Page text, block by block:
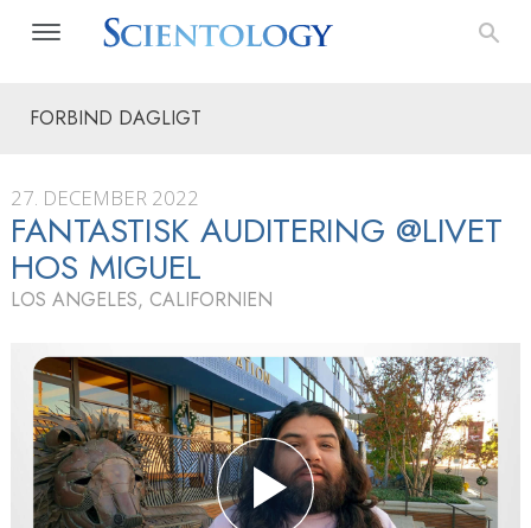
FORBIND DAGLIGT
27. DECEMBER 2022
FANTASTISK AUDITERING @LIVET
HOS MIGUEL
LOS ANGELES, CALIFORNIEN